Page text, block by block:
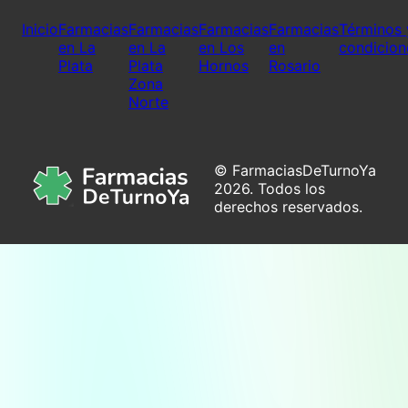
InicioFarmacias
en La
Plata
Farmacias
en La
Plata
Zona
Norte
Farmacias
en Los
Hornos
Farmacias
en
Rosario
Términos
© FarmaciasDeTurnoYa
2026. Todos los
derechos reservados.